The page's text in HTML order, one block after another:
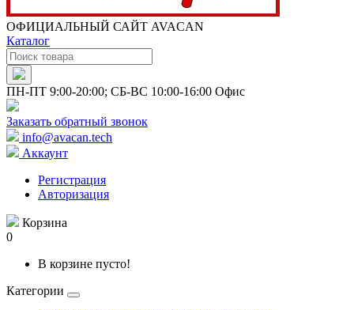
ОФИЦИАЛЬНЫЙ САЙТ AVACAN
Каталог
ПН-ПТ 9:00-20:00; СБ-ВС 10:00-16:00 Офис
Заказать обратный звонок
info@avacan.tech
Аккаунт
Регистрация
Авторизация
Корзина
0
В корзине пусто!
Категории